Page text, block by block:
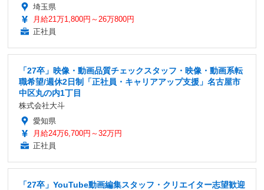
埼玉県
月給21万1,800円～26万800円
正社員
「27卒」映像・動画品質チェックスタッフ・映像・動画系転
職希望/週休2日制「正社員・キャリアアップ支援」名古屋市
中区丸の内1丁目
株式会社大斗
愛知県
月給24万6,700円～32万円
正社員
「27卒」YouTube動画編集スタッフ・クリエイター志望歓迎